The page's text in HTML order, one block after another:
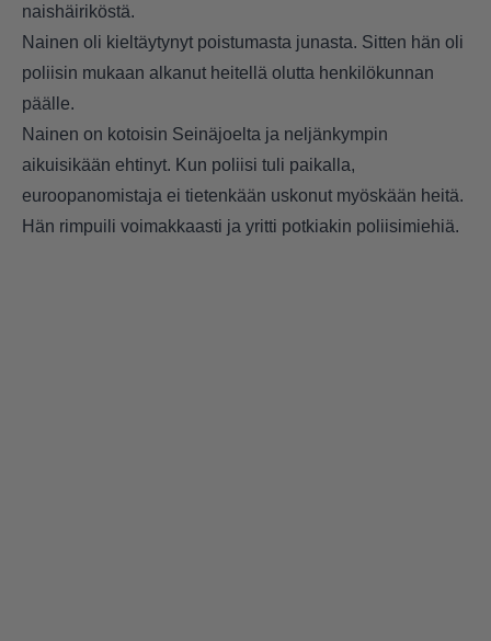
naishäiriköstä.
Nainen oli kieltäytynyt poistumasta junasta. Sitten hän oli
poliisin mukaan alkanut heitellä olutta henkilökunnan
päälle.
Nainen on kotoisin Seinäjoelta ja neljänkympin
aikuisikään ehtinyt. Kun poliisi tuli paikalla,
euroopanomistaja ei tietenkään uskonut myöskään heitä.
Hän rimpuili voimakkaasti ja yritti potkiakin poliisimiehiä.